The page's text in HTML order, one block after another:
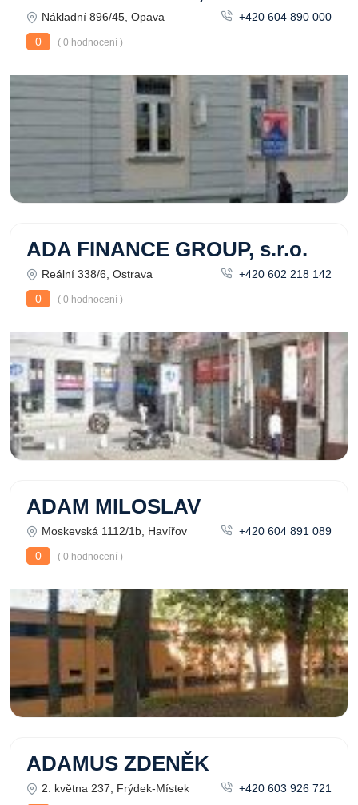
Nákladní 896/45, Opava
+420 604 890 000
0
( 0 hodnocení )
ADA FINANCE GROUP, s.r.o.
Reální 338/6, Ostrava
+420 602 218 142
0
( 0 hodnocení )
ADAM MILOSLAV
Moskevská 1112/1b, Havířov
+420 604 891 089
0
( 0 hodnocení )
ADAMUS ZDENĚK
2. května 237, Frýdek-Místek
+420 603 926 721